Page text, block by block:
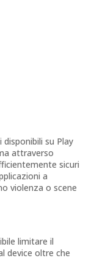
su Play
attraverso
sicuri
a
violenza o scene
limitare il
device oltre che